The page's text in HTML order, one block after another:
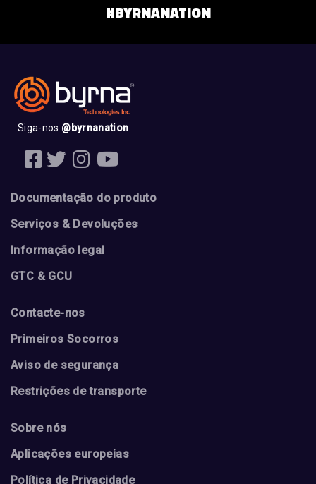
#BYRNANATION
Siga-nos @byrnanation
Documentação do produto
Serviços & Devoluções
Informação legal
GTC & GCU
Contacte-nos
Primeiros Socorros
Aviso de segurança
Restrições de transporte
Sobre nós
Aplicações europeias
Política de Privacidade